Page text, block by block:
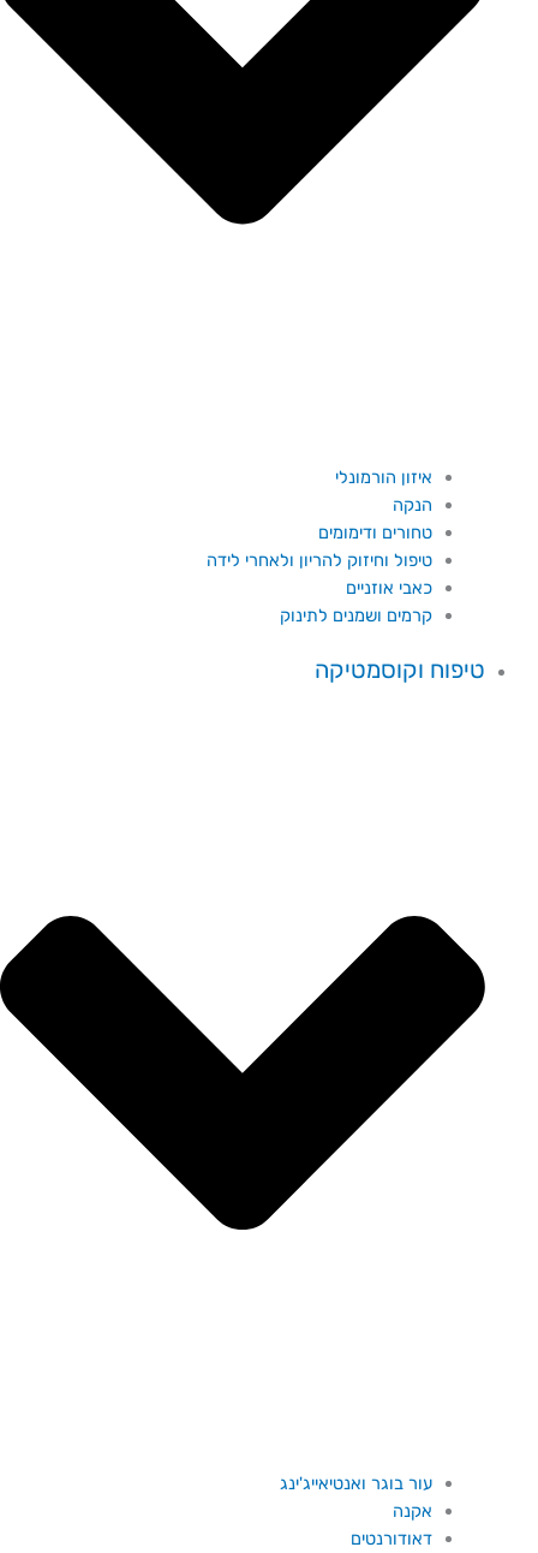
איזון הורמונלי
הנקה
טחורים ודימומים
טיפול וחיזוק להריון ולאחרי לידה
כאבי אוזניים
קרמים ושמנים לתינוק
טיפוח וקוסמטיקה
עור בוגר ואנטיאייג'ינג
אקנה
דאודורנטים